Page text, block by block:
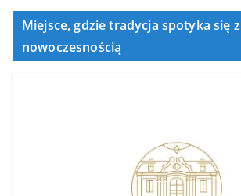
Miejsce, gdzie tradycja spotyka się z
nowoczesnością